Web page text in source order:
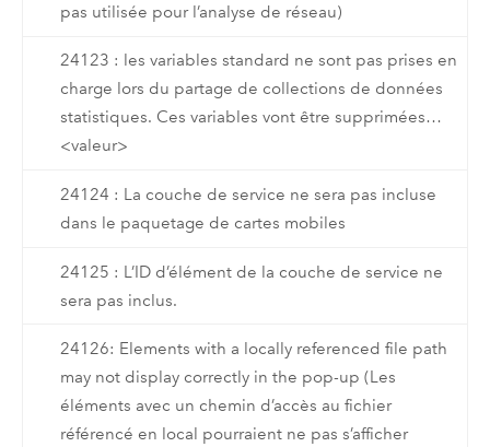
pas utilisée pour l’analyse de réseau)
24123 : les variables standard ne sont pas prises en
charge lors du partage de collections de données
statistiques. Ces variables vont être supprimées…
<valeur>
24124 : La couche de service ne sera pas incluse
dans le paquetage de cartes mobiles
24125 : L’ID d’élément de la couche de service ne
sera pas inclus.
24126: Elements with a locally referenced file path
may not display correctly in the pop-up (Les
éléments avec un chemin d’accès au fichier
référencé en local pourraient ne pas s’afficher